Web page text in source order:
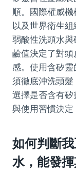
順。國際權威
以及世界衛生組
弱酸性洗頭水
鹼值決定了對
感。使用含矽
須徹底沖洗頭髮
選擇是否含有
與使用習慣決定
如何判斷
水，能發